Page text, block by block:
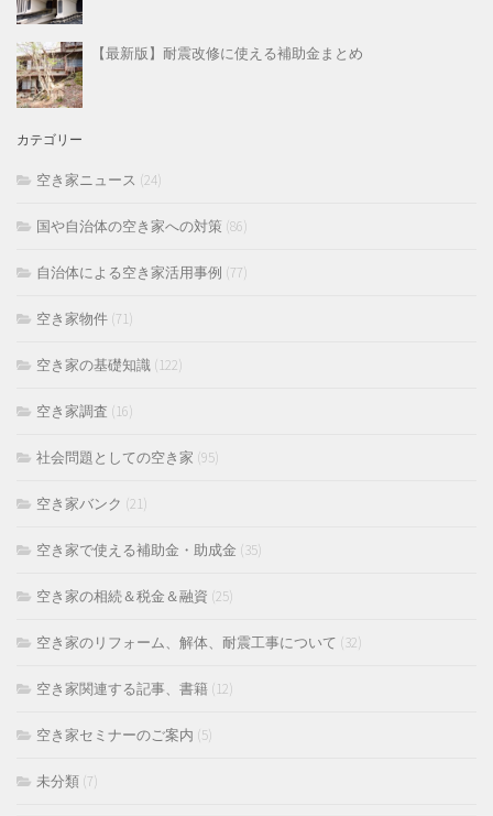
【最新版】耐震改修に使える補助金まとめ
カテゴリー
空き家ニュース (24)
国や自治体の空き家への対策 (86)
自治体による空き家活用事例 (77)
空き家物件 (71)
空き家の基礎知識 (122)
空き家調査 (16)
社会問題としての空き家 (95)
空き家バンク (21)
空き家で使える補助金・助成金 (35)
空き家の相続＆税金＆融資 (25)
空き家のリフォーム、解体、耐震工事について (32)
空き家関連する記事、書籍 (12)
空き家セミナーのご案内 (5)
未分類 (7)